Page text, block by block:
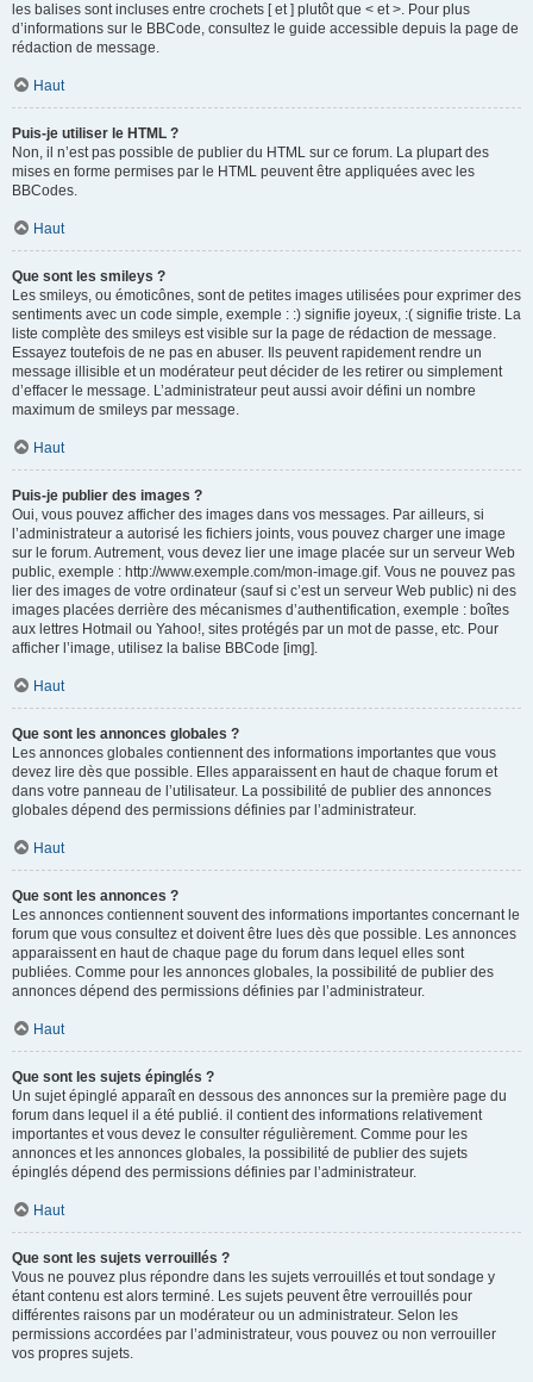
les balises sont incluses entre crochets [ et ] plutôt que < et >. Pour plus
d’informations sur le BBCode, consultez le guide accessible depuis la page de
rédaction de message.
Haut
Puis-je utiliser le HTML ?
Non, il n’est pas possible de publier du HTML sur ce forum. La plupart des
mises en forme permises par le HTML peuvent être appliquées avec les
BBCodes.
Haut
Que sont les smileys ?
Les smileys, ou émoticônes, sont de petites images utilisées pour exprimer des
sentiments avec un code simple, exemple : :) signifie joyeux, :( signifie triste. La
liste complète des smileys est visible sur la page de rédaction de message.
Essayez toutefois de ne pas en abuser. Ils peuvent rapidement rendre un
message illisible et un modérateur peut décider de les retirer ou simplement
d’effacer le message. L’administrateur peut aussi avoir défini un nombre
maximum de smileys par message.
Haut
Puis-je publier des images ?
Oui, vous pouvez afficher des images dans vos messages. Par ailleurs, si
l’administrateur a autorisé les fichiers joints, vous pouvez charger une image
sur le forum. Autrement, vous devez lier une image placée sur un serveur Web
public, exemple : http://www.exemple.com/mon-image.gif. Vous ne pouvez pas
lier des images de votre ordinateur (sauf si c’est un serveur Web public) ni des
images placées derrière des mécanismes d’authentification, exemple : boîtes
aux lettres Hotmail ou Yahoo!, sites protégés par un mot de passe, etc. Pour
afficher l’image, utilisez la balise BBCode [img].
Haut
Que sont les annonces globales ?
Les annonces globales contiennent des informations importantes que vous
devez lire dès que possible. Elles apparaissent en haut de chaque forum et
dans votre panneau de l’utilisateur. La possibilité de publier des annonces
globales dépend des permissions définies par l’administrateur.
Haut
Que sont les annonces ?
Les annonces contiennent souvent des informations importantes concernant le
forum que vous consultez et doivent être lues dès que possible. Les annonces
apparaissent en haut de chaque page du forum dans lequel elles sont
publiées. Comme pour les annonces globales, la possibilité de publier des
annonces dépend des permissions définies par l’administrateur.
Haut
Que sont les sujets épinglés ?
Un sujet épinglé apparaît en dessous des annonces sur la première page du
forum dans lequel il a été publié. il contient des informations relativement
importantes et vous devez le consulter régulièrement. Comme pour les
annonces et les annonces globales, la possibilité de publier des sujets
épinglés dépend des permissions définies par l’administrateur.
Haut
Que sont les sujets verrouillés ?
Vous ne pouvez plus répondre dans les sujets verrouillés et tout sondage y
étant contenu est alors terminé. Les sujets peuvent être verrouillés pour
différentes raisons par un modérateur ou un administrateur. Selon les
permissions accordées par l’administrateur, vous pouvez ou non verrouiller
vos propres sujets.